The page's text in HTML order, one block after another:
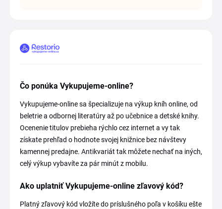
Čo ponúka Vykupujeme-online?
Vykupujeme-online sa špecializuje na výkup kníh online, od
beletrie a odbornej literatúry až po učebnice a detské knihy.
Ocenenie titulov prebieha rýchlo cez internet a vy tak
získate prehľad o hodnote svojej knižnice bez návštevy
kamennej predajne. Antikvariát tak môžete nechať na iných,
celý výkup vybavíte za pár minút z mobilu.
Ako uplatniť Vykupujeme-online zľavový kód?
Platný zľavový kód vložíte do príslušného poľa v košíku ešte